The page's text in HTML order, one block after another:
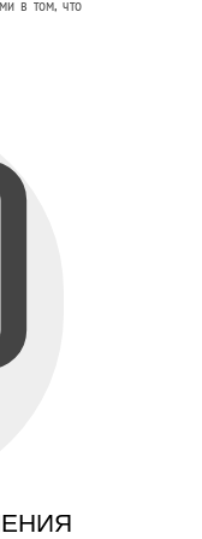
в том, что